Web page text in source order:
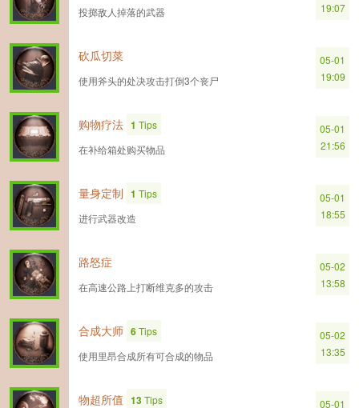
投掷敌人掉落的武器
19:07
砍瓜切菜
使用斧头的处决攻击打倒3个丧尸
05-01
19:09
购物疗法 1 Tips
在补给箱处购买物品
05-01
21:56
量身定制 1 Tips
进行武器改造
05-01
18:55
路怒症
在高速公路上打断维克多的攻击
05-02
13:58
合成大师 6Tips
使用里昂合成所有可合成的物品
05-02
13:35
物超所值 13Tips
05-01